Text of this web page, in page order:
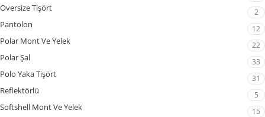
Oversize Tişört 2
Pantolon 12
Polar Mont Ve Yelek 22
Polar Şal 33
Polo Yaka Tişört 31
Reflektörlü 5
Softshell Mont Ve Yelek 15